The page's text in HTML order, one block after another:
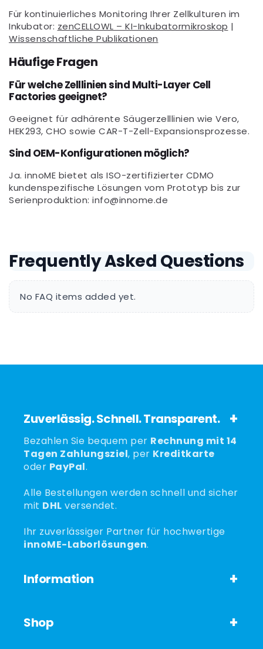
Für kontinuierliches Monitoring Ihrer Zellkulturen im
Inkubator: zenCELLOWL – KI-Inkubatormikroskop |
Wissenschaftliche Publikationen
Häufige Fragen
Für welche Zelllinien sind Multi-Layer Cell
Factories geeignet?
Geeignet für adhärente Säugerzelllinien wie Vero,
HEK293, CHO sowie CAR-T-Zell-Expansionsprozesse.
Sind OEM-Konfigurationen möglich?
Ja. innoME bietet als ISO-zertifizierter CDMO
kundenspezifische Lösungen vom Prototyp bis zur
Serienproduktion: info@innome.de
Frequently Asked Questions
No FAQ items added yet.
Zuverlässig. Schnell. Transparent.
Bezahlen Sie bequem per Rechnung mit 14
Tagen Zahlungsziel, per Kreditkarte
oder PayPal.
Alle Bestellungen werden schnell und sicher
mit DHL versendet.
Ihr zuverlässiger Partner für hochwertige
innoME-Laborlösungen.
Information
Shop